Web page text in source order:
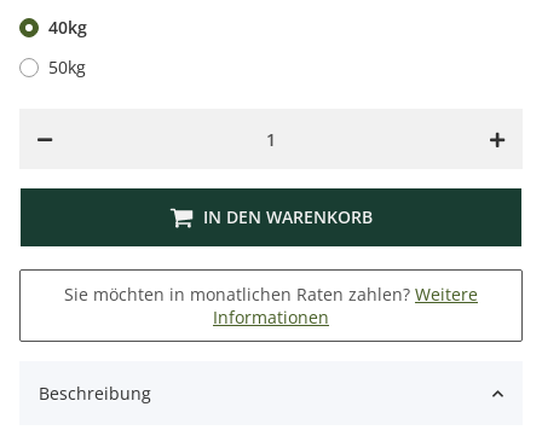
40kg
50kg
IN DEN WARENKORB
Sie möchten in monatlichen Raten zahlen? Weitere
Informationen
Beschreibung